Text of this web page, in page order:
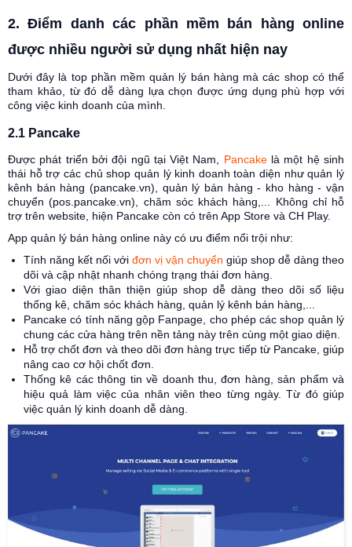
2. Điểm danh các phần mềm bán hàng online
được nhiều người sử dụng nhất hiện nay
Dưới đây là top phần mềm quản lý bán hàng mà các shop có thể
tham khảo, từ đó dễ dàng lựa chọn được ứng dụng phù hợp với
công việc kinh doanh của mình.
2.1 Pancake
Được phát triển bởi đội ngũ tại Việt Nam, Pancakelà một hệ sinh
thái hỗ trợ các chủ shop quản lý kinh doanh toàn diện như quản lý
kênh bán hàng (pancake.vn), quản lý bán hàng - kho hàng - vận
chuyển (pos.pancake.vn), chăm sóc khách hàng,... Không chỉ hỗ
trợ trên website, hiện Pancake còn có trên App Store và CH Play.
App quản lý bán hàng online này có ưu điểm nổi trội như:
Tính năng kết nối với đơn vị vận chuyển giúp shop dễ dàng theo
dõi và cập nhật nhanh chóng trạng thái đơn hàng.
Với giao diện thân thiện giúp shop dễ dàng theo dõi số liệu
thống kê, chăm sóc khách hàng, quản lý kênh bán hàng,...
Pancake có tính năng gộp Fanpage, cho phép các shop quản lý
chung các cửa hàng trên nền tảng này trên cùng một giao diện.
Hỗ trợ chốt đơn và theo dõi đơn hàng trực tiếp từ Pancake, giúp
nâng cao cơ hội chốt đơn.
Thống kê các thông tin về doanh thu, đơn hàng, sản phẩm và
hiệu quả làm việc của nhân viên theo từng ngày. Từ đó giúp
việc quản lý kinh doanh dễ dàng.